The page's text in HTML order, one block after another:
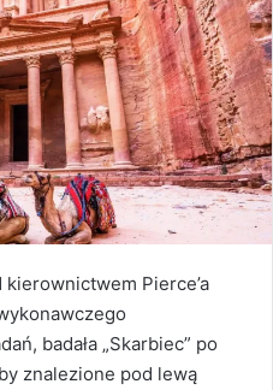
Pierce’a
badała „Skarbiec” po
znalezione pod lewą